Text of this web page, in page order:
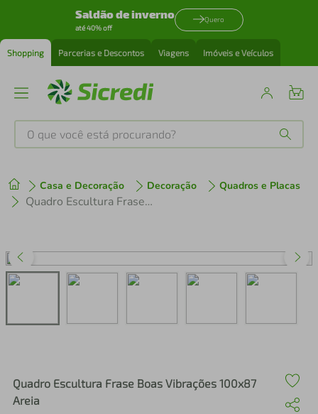
Saldão de inverno
até 40% off
Quero
Shopping Parcerias e Descontos Viagens Imóveis e Veículos
O que você está procurando?
Casa e Decoração Decoração Quadros e Placas
Quadro Escultura Frase Boas Vibrações 100x87 Areia
Quadro Escultura Frase Boas Vibrações 100x87
Areia
1º tenis
perfume